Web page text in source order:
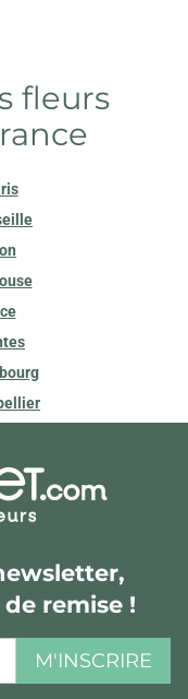
fleurs
remise !
M'INSCRIRE